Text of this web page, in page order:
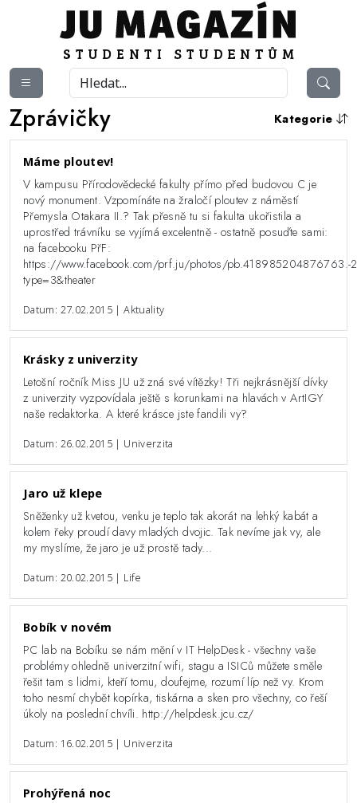
Zprávičky Kategorie
Máme ploutev!
V kampusu Přírodovědecké fakulty přímo před budovou C je
nový monument. Vzpomínáte na žraločí ploutev z náměstí
Přemysla Otakara II.? Tak přesně tu si fakulta ukořistila a
uprostřed trávníku se vyjímá excelentně - ostatně posuďte sami:
na facebooku PřF:
https://www.facebook.com/prf.ju/photos/
type=3&theater
Datum: 27.02.2015 | Aktuality
Krásky z univerzity
Letošní ročník Miss JU už zná své vítězky! Tři nejkrásnější dívky
z univerzity vyzpovídala ještě s korunkami na hlavách v ArtIGY
naše redaktorka. A které krásce jste fandili vy?
Datum: 26.02.2015 | Univerzita
Jaro už klepe
Sněženky už kvetou, venku je teplo tak akorát na lehký kabát a
kolem řeky proudí davy mladých dvojic. Tak nevíme jak vy, ale
my myslíme, že jaro je už prostě tady...
Datum: 20.02.2015 | Life
Bobík v novém
PC lab na Bobíku se nám mění v IT HelpDesk - všechny vaše
problémy ohledně univerzitní wifi, stagu a ISICů můžete směle
řešit tam s lidmi, kteří tomu, doufejme, rozumí líp než vy. Krom
toho nesmí chybět kopírka, tiskárna a sken pro všechny, co řeší
úkoly na poslední chvíli. http://helpdesk.jcu.cz/
Datum: 16.02.2015 | Univerzita
Prohýřená noc